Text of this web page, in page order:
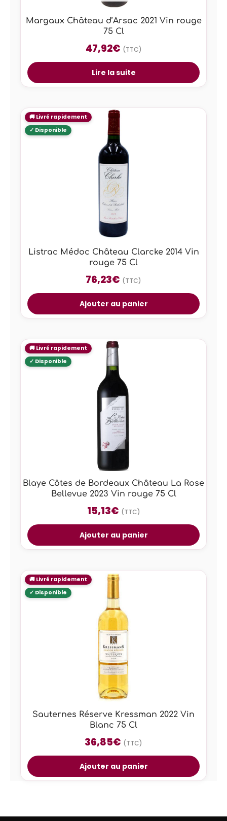
Margaux Château d’Arsac 2021 Vin rouge
75 Cl
47,92€ (TTC)
Lire la suite
Listrac Médoc Château Clarcke 2014 Vin
rouge 75 Cl
76,23€ (TTC)
Ajouter au panier
Blaye Côtes de Bordeaux Château La Rose
Bellevue 2023 Vin rouge 75 Cl
15,13€ (TTC)
Ajouter au panier
Sauternes Réserve Kressman 2022 Vin
Blanc 75 Cl
36,85€ (TTC)
Ajouter au panier